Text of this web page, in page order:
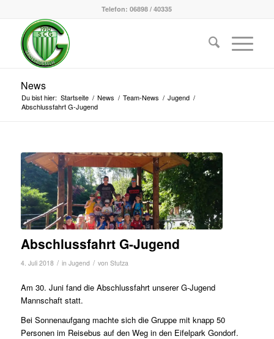
Telefon: 06898 / 40335
News
Du bist hier: Startseite / News / Team-News / Jugend /
Abschlussfahrt G-Jugend
Abschlussfahrt G-Jugend
4. Juli 2018 / in Jugend / von Stutza
Am 30. Juni fand die Abschlussfahrt unserer G-Jugend
Mannschaft statt.
Bei Sonnenaufgang machte sich die Gruppe mit knapp 50
Personen im Reisebus auf den Weg in den Eifelpark Gondorf.